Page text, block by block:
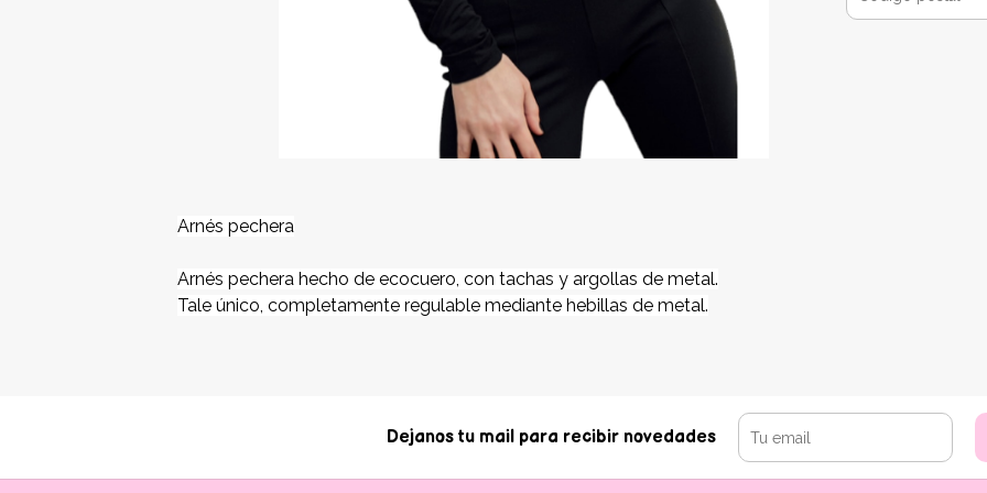
Arnés pechera
Arnés pechera hecho de ecocuero, con tachas y argollas de metal.
Tale único, completamente regulable mediante hebillas de metal.
Dejanos tu mail para recibir novedades